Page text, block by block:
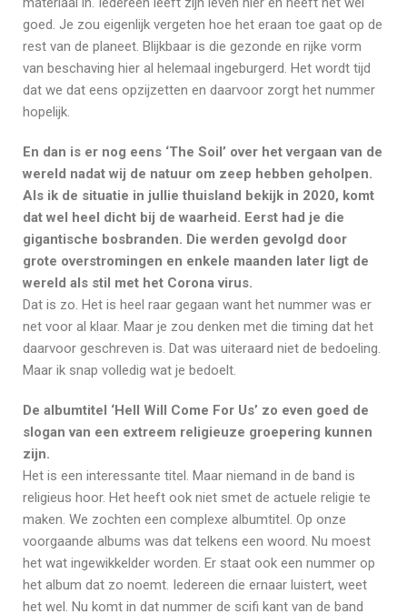
goed. Je zou eigenlijk vergeten hoe het eraan toe gaat op de
rest van de planeet. Blijkbaar is die gezonde en rijke vorm
van beschaving hier al helemaal ingeburgerd. Het wordt tijd
dat we dat eens opzijzetten en daarvoor zorgt het nummer
hopelijk.
En dan is er nog eens ‘The Soil’ over het vergaan van de
wereld nadat wij de natuur om zeep hebben geholpen.
Als ik de situatie in jullie thuisland bekijk in 2020, komt
dat wel heel dicht bij de waarheid. Eerst had je die
gigantische bosbranden. Die werden gevolgd door
grote overstromingen en enkele maanden later ligt de
wereld als stil met het Corona virus.
Dat is zo. Het is heel raar gegaan want het nummer was er
net voor al klaar. Maar je zou denken met die timing dat het
daarvoor geschreven is. Dat was uiteraard niet de bedoeling.
Maar ik snap volledig wat je bedoelt.
De albumtitel ‘Hell Will Come For Us’ zo even goed de
slogan van een extreem religieuze groepering kunnen
zijn.
Het is een interessante titel. Maar niemand in de band is
religieus hoor. Het heeft ook niet smet de actuele religie te
maken. We zochten een complexe albumtitel. Op onze
voorgaande albums was dat telkens een woord. Nu moest
het wat ingewikkelder worden. Er staat ook een nummer op
het album dat zo noemt. Iedereen die ernaar luistert, weet
het wel. Nu komt in dat nummer de scifi kant van de band